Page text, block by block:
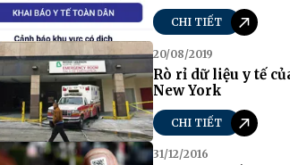
CHI TIẾT
20/08/2019
Rò rỉ dữ liệu y tế
New York
CHI TIẾT
31/12/2016